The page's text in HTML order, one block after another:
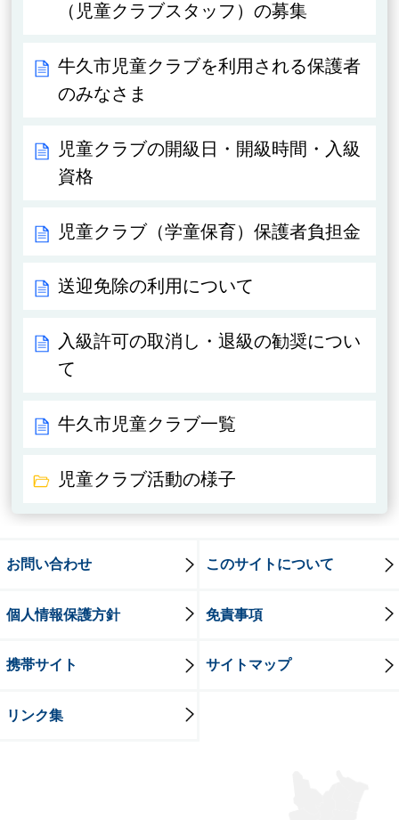
（児童クラブスタッフ）の募集
牛久市児童クラブを利用される保護者
のみなさま
児童クラブの開級日・開級時間・入級
資格
児童クラブ（学童保育）保護者負担金
送迎免除の利用について
入級許可の取消し・退級の勧奨につい
て
牛久市児童クラブ一覧
児童クラブ活動の様子
お問い合わせ このサイトについて
個人情報保護方針 免責事項
携帯サイト サイトマップ
リンク集